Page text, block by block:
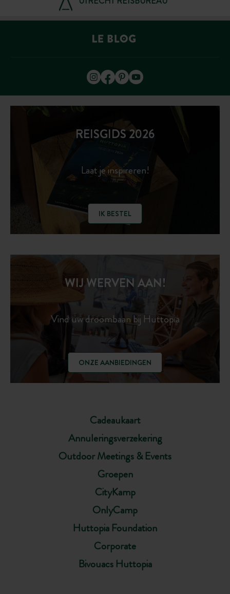
REISGIDS 2026
Laat je inspireren!
IK BESTEL
Cadeaukaart
Annuleringsverzekering
Outdoor Meetings & Events
Groepen
CityKamp
OnlyCamp
Huttopia Foundation
Corporate
Bivouacs Huttopia
WIJ WERVEN AAN!
Vind uw droombaan bij Huttopia
ONZE AANBIEDINGEN